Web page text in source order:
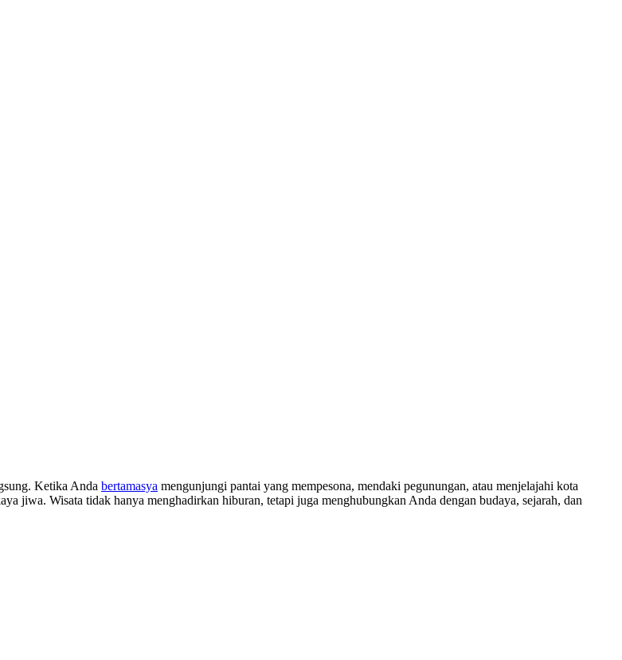
Ketika Anda bertamasya mengunjungi pantai yang mempesona, mendaki pegunungan, atau menjelajahi kota
jiwa. Wisata tidak hanya menghadirkan hiburan, tetapi juga menghubungkan Anda dengan budaya, sejarah, dan